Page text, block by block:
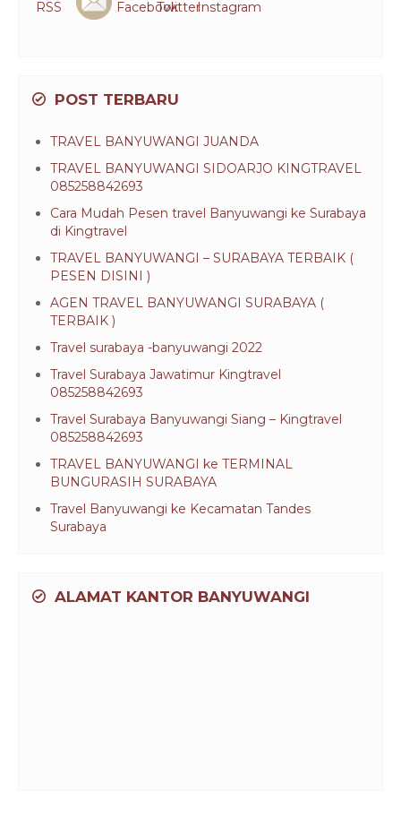
POST TERBARU
TRAVEL BANYUWANGI JUANDA
TRAVEL BANYUWANGI SIDOARJO KINGTRAVEL
085258842693
Cara Mudah Pesen travel Banyuwangi ke Surabaya
di Kingtravel
TRAVEL BANYUWANGI – SURABAYA TERBAIK (
PESEN DISINI )
AGEN TRAVEL BANYUWANGI SURABAYA (
TERBAIK )
Travel surabaya -banyuwangi 2022
Travel Surabaya Jawatimur Kingtravel
085258842693
Travel Surabaya Banyuwangi Siang – Kingtravel
085258842693
TRAVEL BANYUWANGI ke TERMINAL
BUNGURASIH SURABAYA
Travel Banyuwangi ke Kecamatan Tandes
Surabaya
ALAMAT KANTOR BANYUWANGI